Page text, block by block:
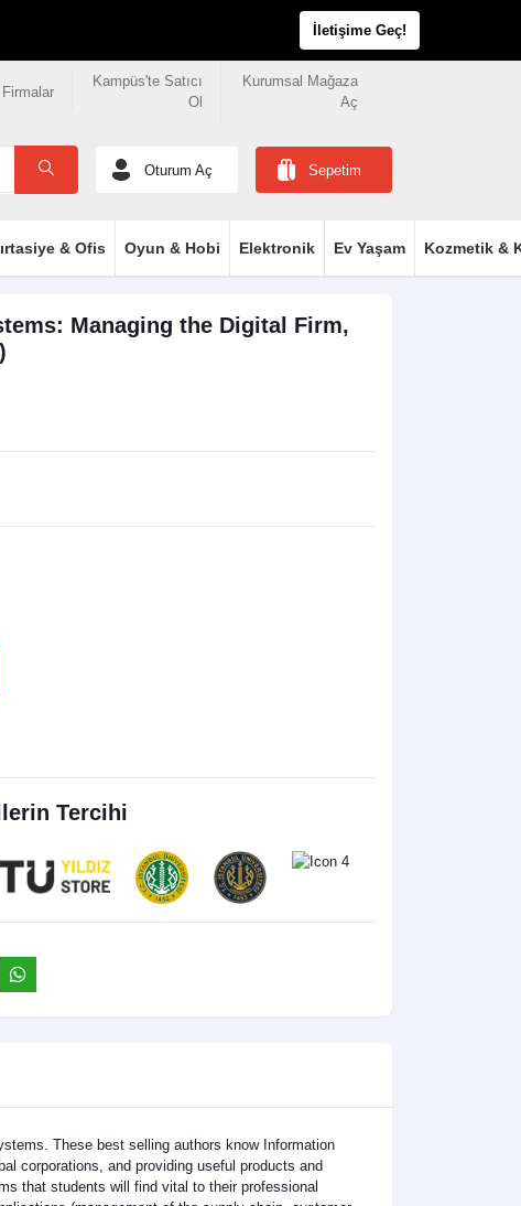
İletişime Geç!
Firmalar
Kampüs'te Satıcı
Ol
Kurumsal Mağaza
Aç
Oturum Aç Sepetim
& Ofis Oyun & Hobi Elektronik Ev Yaşam Kozmetik &
Managing the Digital Firm,
Tercihi
These best selling authors know Information
corporations, and providing useful products and
that students will find vital to their professional